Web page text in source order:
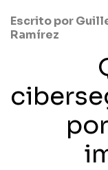
Escrito por
Ramírez